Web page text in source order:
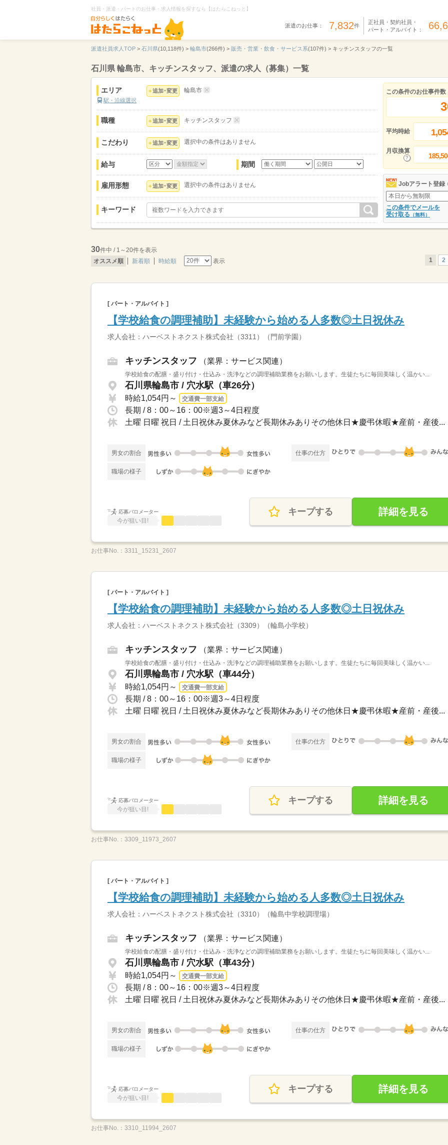
社員・派遣・パートのお仕事・求人情報を探すなら【はたらこねっと】
派遣のお仕事： 7,832件
正社員・契約社員・
パート・アルバイト：
派遣社員求人TOP > 石川県(10,118件) > 輪島市(266件) > 販売・営業・飲食・サービス系(107件) > キッチンスタッフの一覧
石川県 輪島市、キッチンスタッフ、派遣の求人（募集）一覧
エリア
駅・沿線選択
追加･変更 輪島市
職種 追加･変更 キッチンスタッフ
こだわり 追加･変更 選択中の条件はありません
給与 期間
雇用形態 追加･変更 選択中の条件はありません
キーワード
この条件のお仕事件数
平均時給
月収換算
Jobアラート登録
この条件でメールを
受け取る （無料）
30件中 / 1～20件を表示
オススメ順
新着順 時給順 表示 1 2
[ パート・アルバイト ]
【学校給食の調理補助】未経験から始める人多数◎土日祝休み
求人会社：ハーベストネクスト株式会社（3311）（門前学園）
キッチンスタッフ （業界：サービス関連）
学校給食の配膳・盛り付け・仕込み・洗浄などの調理補助業務をお願いします。生徒たちに毎回美味しく温かい...
石川県輪島市 / 穴水駅（車26分）
時給1,054円～ 交通費一部支給
長期 / 8：00～16：00※週3～4日程度
土曜 日曜 祝日 / 土日祝休み夏休みなど長期休みありその他休日★慶弔休暇★産前・産後...
男女の割合 仕事の仕方
職場の様子
応募バロメーター
今が狙い目!
キープする 詳細を見る
お仕事No.： 3311_15231_2607
[ パート・アルバイト ]
【学校給食の調理補助】未経験から始める人多数◎土日祝休み
求人会社：ハーベストネクスト株式会社（3309）（輪島小学校）
キッチンスタッフ （業界：サービス関連）
学校給食の配膳・盛り付け・仕込み・洗浄などの調理補助業務をお願いします。生徒たちに毎回美味しく温かい...
石川県輪島市 / 穴水駅（車44分）
時給1,054円～ 交通費一部支給
長期 / 8：00～16：00※週3～4日程度
土曜 日曜 祝日 / 土日祝休み夏休みなど長期休みありその他休日★慶弔休暇★産前・産後...
男女の割合 仕事の仕方
職場の様子
応募バロメーター
今が狙い目!
キープする 詳細を見る
お仕事No.： 3309_11973_2607
[ パート・アルバイト ]
【学校給食の調理補助】未経験から始める人多数◎土日祝休み
求人会社：ハーベストネクスト株式会社（3310）（輪島中学校調理場）
キッチンスタッフ （業界：サービス関連）
学校給食の配膳・盛り付け・仕込み・洗浄などの調理補助業務をお願いします。生徒たちに毎回美味しく温かい...
石川県輪島市 / 穴水駅（車43分）
時給1,054円～ 交通費一部支給
長期 / 8：00～16：00※週3～4日程度
土曜 日曜 祝日 / 土日祝休み夏休みなど長期休みありその他休日★慶弔休暇★産前・産後...
男女の割合 仕事の仕方
職場の様子
応募バロメーター
今が狙い目!
キープする 詳細を見る
お仕事No.： 3310_11994_2607